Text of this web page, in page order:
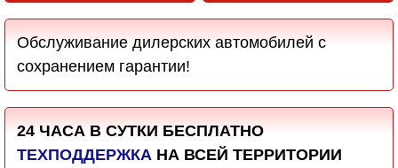
Обслуживание дилерских автомобилей с
сохранением гарантии!
24 ЧАСА В СУТКИ БЕСПЛАТНО
ТЕХПОДДЕРЖКА НА ВСЕЙ ТЕРРИТОРИИ